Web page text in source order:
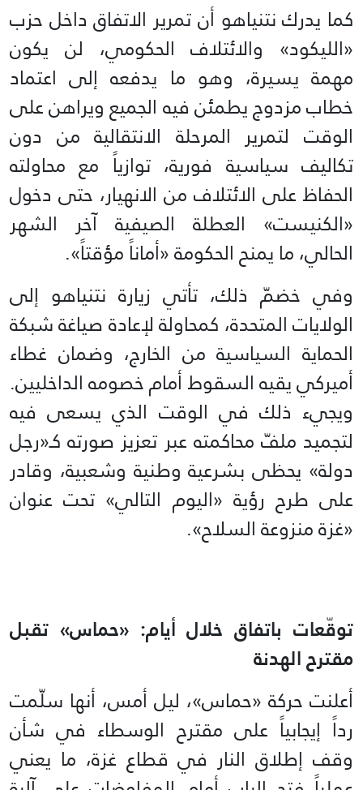
كما يدرك نتنياهو أن تمرير الاتفاق داخل حزب
«الليكود» والائتلاف الحكومي، لن يكون
مهمة يسيرة، وهو ما يدفعه إلى اعتماد
خطاب مزدوج يطمئن فيه الجميع ويراهن على
الوقت لتمرير المرحلة الانتقالية من دون
تكاليف سياسية فورية، توازياً مع محاولته
الحفاظ على الائتلاف من الانهيار، حتى دخول
«الكنيست» العطلة الصيفية آخر الشهر
الحالي، ما يمنح الحكومة «أماناً مؤقتاً».
وفي خضمّ ذلك، تأتي زيارة نتنياهو إلى
الولايات المتحدة، كمحاولة لإعادة صياغة شبكة
الحماية السياسية من الخارج، وضمان غطاء
أميركي يقيه السقوط أمام خصومه الداخليين.
ويجيء ذلك في الوقت الذي يسعى فيه
لتجميد ملفّ محاكمته عبر تعزيز صورته كـ«رجل
دولة» يحظى بشرعية وطنية وشعبية، وقادر
على طرح رؤية «اليوم التالي» تحت عنوان
«غزة منزوعة السلاح».
توقّعات باتفاق خلال أيام: «حماس» تقبل
مقترح الهدنة
أعلنت حركة «حماس»، ليل أمس، أنها سلّمت
رداً إيجابياً على مقترح الوسطاء في شأن
وقف إطلاق النار في قطاع غزة، ما يعني